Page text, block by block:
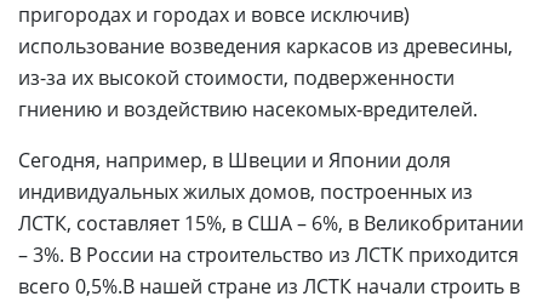
пригородах и городах и вовсе исключив)
использование возведения каркасов из древесины,
из-за их высокой стоимости, подверженности
гниению и воздействию насекомых-вредителей.
Сегодня, например, в Швеции и Японии доля
индивидуальных жилых домов, построенных из
ЛСТК, составляет 15%, в США – 6%, в Великобритании
– 3%. В России на строительство из ЛСТК приходится
всего 0,5%.В нашей стране из ЛСТК начали строить в